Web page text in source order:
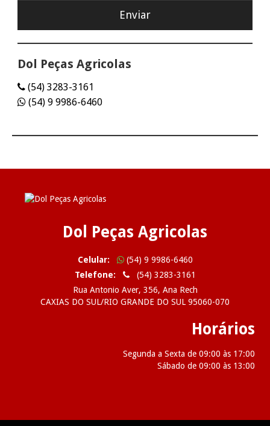
Dol Peças Agricolas
(54) 3283-3161
(54) 9 9986-6460
Dol Peças Agricolas
Celular:
(54) 9 9986-6460
Telefone:
(54) 3283-3161
Rua Antonio Aver, 356, Ana Rech
CAXIAS DO SUL/RIO GRANDE DO SUL 95060-070
Horários
Segunda a Sexta de 09:00 às 17:00
Sábado de 09:00 às 13:00